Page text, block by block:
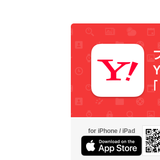
for iPhone / iPad